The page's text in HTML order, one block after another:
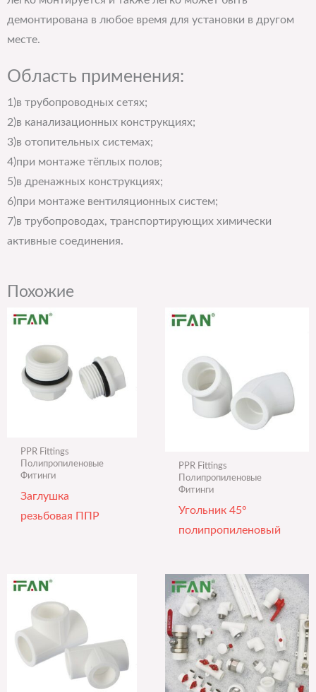
демонтирована в любое время для установки в другом
месте.
Область применения:
1)в трубопроводных сетях;
2)в канализационных конструкциях;
3)в отопительных системах;
4)при монтаже тёплых полов;
5)в дренажных конструкциях;
6)при монтаже вентиляционных систем;
7)в трубопроводах, транспортирующих химически
активные соединения.
Похожие
PPR Fittings
Полипропиленовые
Фитинги
Заглушка
резьбовая ППР
PPR Fittings
Полипропиленовые
Фитинги
Угольник 45°
полипропиленовый